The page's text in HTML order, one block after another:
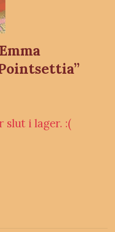
slut i lager. :(